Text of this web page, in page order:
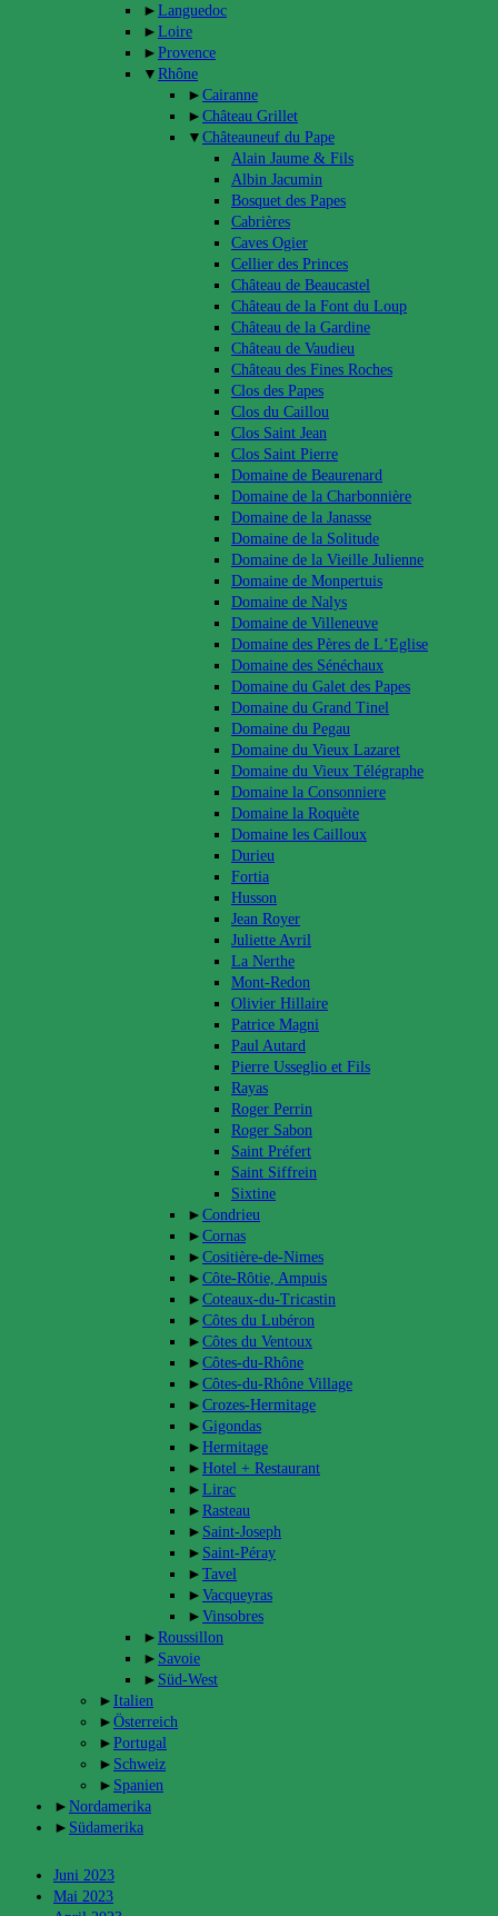
► Languedoc
► Loire
► Provence
▼ Rhône
► Cairanne
► Château Grillet
▼ Châteauneuf du Pape
Alain Jaume & Fils
Albin Jacumin
Bosquet des Papes
Cabrières
Caves Ogier
Cellier des Princes
Château de Beaucastel
Château de la Font du Loup
Château de la Gardine
Château de Vaudieu
Château des Fines Roches
Clos des Papes
Clos du Caillou
Clos Saint Jean
Clos Saint Pierre
Domaine de Beaurenard
Domaine de la Charbonnière
Domaine de la Janasse
Domaine de la Solitude
Domaine de la Vieille Julienne
Domaine de Monpertuis
Domaine de Nalys
Domaine de Villeneuve
Domaine des Pères de L‘Eglise
Domaine des Sénéchaux
Domaine du Galet des Papes
Domaine du Grand Tinel
Domaine du Pegau
Domaine du Vieux Lazaret
Domaine du Vieux Télégraphe
Domaine la Consonniere
Domaine la Roquète
Domaine les Cailloux
Durieu
Fortia
Husson
Jean Royer
Juliette Avril
La Nerthe
Mont-Redon
Olivier Hillaire
Patrice Magni
Paul Autard
Pierre Usseglio et Fils
Rayas
Roger Perrin
Roger Sabon
Saint Préfert
Saint Siffrein
Sixtine
► Condrieu
► Cornas
► Cositière-de-Nimes
► Côte-Rôtie, Ampuis
► Coteaux-du-Tricastin
► Côtes du Lubéron
► Côtes du Ventoux
► Côtes-du-Rhône
► Côtes-du-Rhône Village
► Crozes-Hermitage
► Gigondas
► Hermitage
► Hotel + Restaurant
► Lirac
► Rasteau
► Saint-Joseph
► Saint-Péray
► Tavel
► Vacqueyras
► Vinsobres
► Roussillon
► Savoie
► Süd-West
► Italien
► Österreich
► Portugal
► Schweiz
► Spanien
► Nordamerika
► Südamerika
Juni 2023
Mai 2023